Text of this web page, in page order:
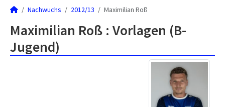
Nachwuchs 2012/13 Maximilian Roß
Maximilian Roß : Vorlagen (B-
Jugend)